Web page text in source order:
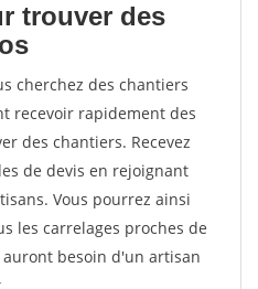
trouver des
cherchez des chantiers
recevoir rapidement des
des chantiers. Recevez
de devis en rejoignant
Vous pourrez ainsi
les carrelages proches de
besoin d'un artisan